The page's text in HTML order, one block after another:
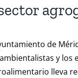
de
y los
lleva